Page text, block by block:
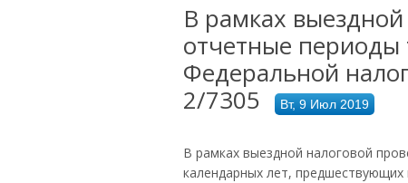
В рамках
отчетные периоды
Федеральной
2/7305
Вт, 9 Июл 2019
В рамках выездной налоговой
календарных лет,